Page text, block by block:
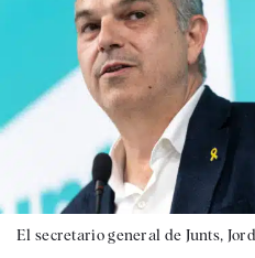
El secretario general de Junts,